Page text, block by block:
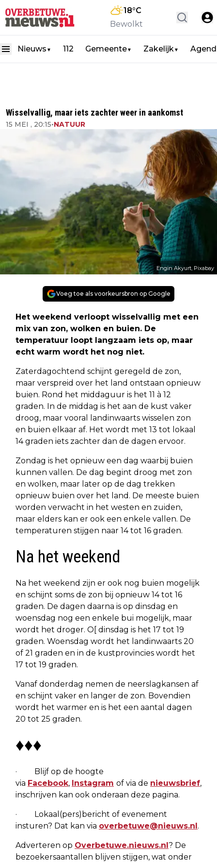
18°C
Bewolkt
Nieuws ▼ 112 Gemeente▼ Zakelijk▼
Wisselvallig, maar iets zachter weer in aankomst
15 MEI , 20:15•NATUUR
Engin Akyurt, Pixabay
Voeg toe als voorkeursbron op Google
Het weekend verloopt wisselvallig met een
mix van zon, wolken en buien. De
temperatuur loopt langzaam iets op, maar
echt warm wordt het nog niet.
Zaterdagochtend schijnt geregeld de zon,
maar verspreid over het land ontstaan opnieuw
buien. Rond het middaguur is het 11 à 12
graden. In de middag is het aan de kust vaker
droog, maar vooral landinwaarts wisselen zon
en buien elkaar af. Het wordt met 13 tot lokaal
14 graden iets zachter dan de dagen ervoor.
Zondag is het opnieuw een dag waarbij buien
kunnen vallen. De dag begint droog met zon
en wolken, maar later op de dag trekken
opnieuw buien over het land. De meeste buien
worden verwacht in het westen en zuiden,
maar elders kan er ook een enkele vallen. De
temperaturen stijgen naar 14 tot 16 graden.
Na het weekend
Na het weekend zijn er ook nog buien mogelijk
en schijnt soms de zon bij opnieuw 14 tot 16
graden. De dagen daarna is op dinsdag en
woensdag nog een enkele bui mogelijk, maar
wordt het droger. O[ dinsdag is het 17 tot 19
graden. Woensdag wordt het landinwaarts 20
of 21 graden en in de kustprovincies wordt het
17 tot 19 graden.
Vanaf donderdag nemen de neerslagkansen af
en schijnt vaker en langer de zon. Bovendien
wordt het warmer en is het een aantal dagen
20 tot 25 graden.
♦♦♦
· Blijf op de hoogte
via Facebook, Instagram of via de nieuwsbrief,
inschrijven kan ook onderaan deze pagina.
· Lokaal(pers)bericht of evenement
insturen? Dat kan via overbetuwe@nieuws.nl.
Adverteren op Overbetuwe.nieuws.nl? De
bezoekersaantallen blijven stijgen, wat onder